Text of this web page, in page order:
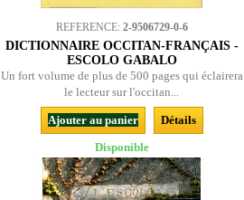
REFERENCE: 2-9506729-0-6
DICTIONNAIRE OCCITAN-FRANÇAIS -
ESCOLO GABALO
Un fort volume de plus de 500 pages qui éclairera
le lecteur sur l'occitan...
Ajouter au panier
Détails
Disponible